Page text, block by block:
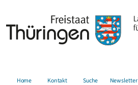
Home Kontakt Suche Newsletter